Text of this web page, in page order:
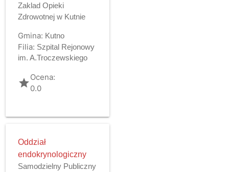
Zaklad Opieki
Zdrowotnej w Kutnie
Gmina: Kutno
Filia: Szpital Rejonowy
im. A.Troczewskiego
gradeOcena:
0.0
Oddział
endokrynologiczny
Samodzielny Publiczny